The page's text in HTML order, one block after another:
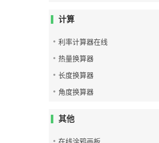
计算
利率计算器在线
热量换算器
长度换算器
角度换算器
其他